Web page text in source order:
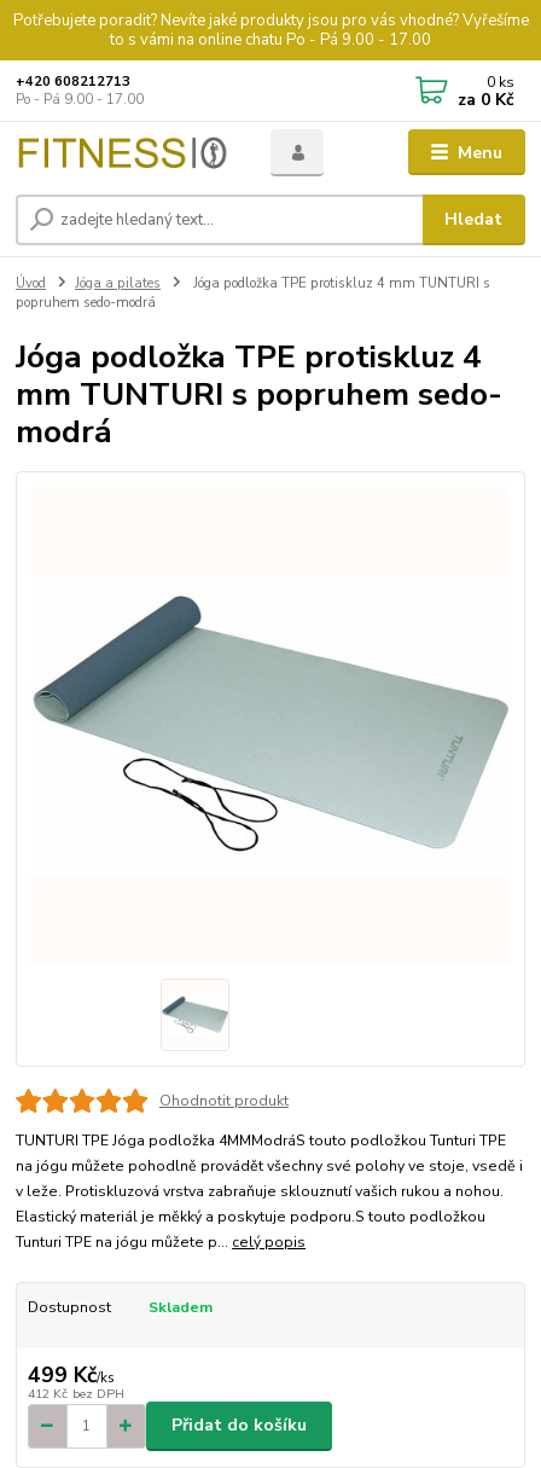
Potřebujete poradit? Nevíte jaké produkty jsou pro vás vhodné? Vyřešíme
to s vámi na online chatu Po - Pá 9.00 - 17.00
Menu
Hledat
+420 608212713
Po - Pá 9.00 - 17.00
0 ks
za 0 Kč
Úvod Jóga a pilates
Jóga podložka TPE protiskluz 4 mm TUNTURI s
popruhem sedo-modrá
Jóga podložka TPE protiskluz 4
mm TUNTURI s popruhem sedo-
modrá
Ohodnotit produkt
TUNTURI TPE Jóga podložka 4MMModráS touto podložkou Tunturi TPE
na jógu můžete pohodlně provádět všechny své polohy ve stoje, vsedě i
v leže. Protiskluzová vrstva zabraňuje sklouznutí vašich rukou a nohou.
Elastický materiál je měkký a poskytuje podporu.S touto podložkou
Tunturi TPE na jógu můžete p... celý popis
Dostupnost Skladem
499 Kč/ks
412 Kč bez DPH
Přidat do košíku